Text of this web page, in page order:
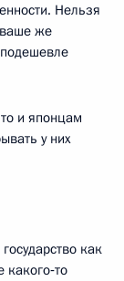
Нельзя
ваше же
и японцам
у них
как